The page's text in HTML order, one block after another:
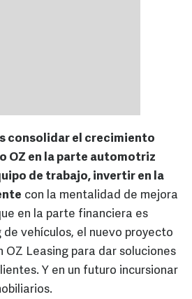
consolidar el crecimiento
OZ en la parte automotriz
de trabajo, invertir en la
con la mentalidad de mejora
en la parte financiera es
vehículos, el nuevo proyecto
OZ Leasing para dar soluciones
Y en un futuro incursionar